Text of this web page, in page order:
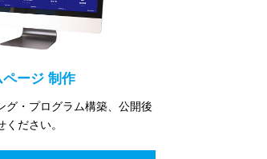
ページ 制作
グ・プログラム構築、公開後
ださい。